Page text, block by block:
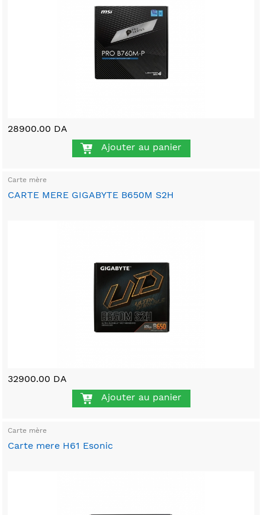
28900.00 DA
Ajouter au panier
Carte mère
CARTE MERE GIGABYTE B650M S2H
32900.00 DA
Ajouter au panier
Carte mère
Carte mere H61 Esonic